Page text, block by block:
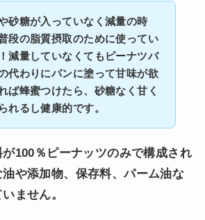
砂糖が入っていなく減量の時
段の脂質摂取のために使ってい
減量していなくてもピーナツバ
代わりにパンに塗って甘味が欲
ば蜂蜜つけたら、砂糖なく甘く
れるし健康的です。
が100％ピーナッツのみで構成され
や添加物、保存料、パーム油な
ません。